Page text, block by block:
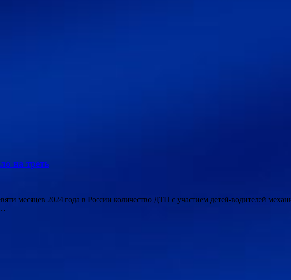
на треть
месяцев 2024 года в России количество ДТП с участием детей-водителей